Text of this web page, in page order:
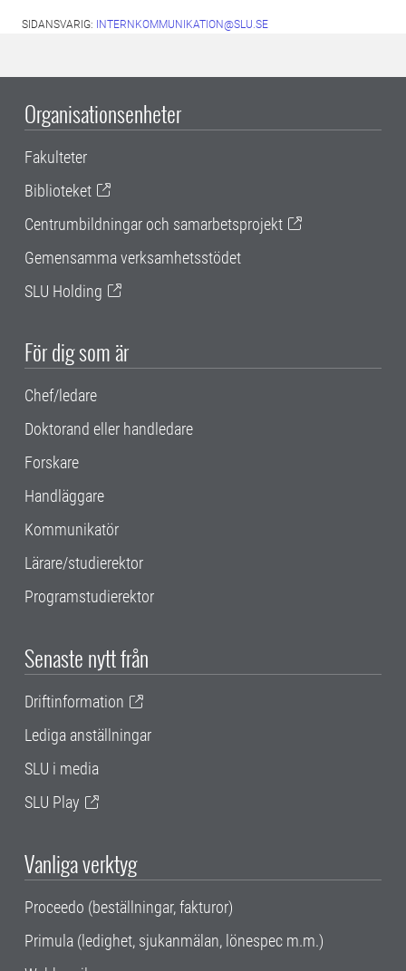
SIDANSVARIG: INTERNKOMMUNIKATION@SLU.SE
Organisationsenheter
Fakulteter
Biblioteket
Centrumbildningar och samarbetsprojekt
Gemensamma verksamhetsstödet
SLU Holding
För dig som är
Chef/ledare
Doktorand eller handledare
Forskare
Handläggare
Kommunikatör
Lärare/studierektor
Programstudierektor
Senaste nytt från
Driftinformation
Lediga anställningar
SLU i media
SLU Play
Vanliga verktyg
Proceedo (beställningar, fakturor)
Primula (ledighet, sjukanmälan, lönespec m.m.)